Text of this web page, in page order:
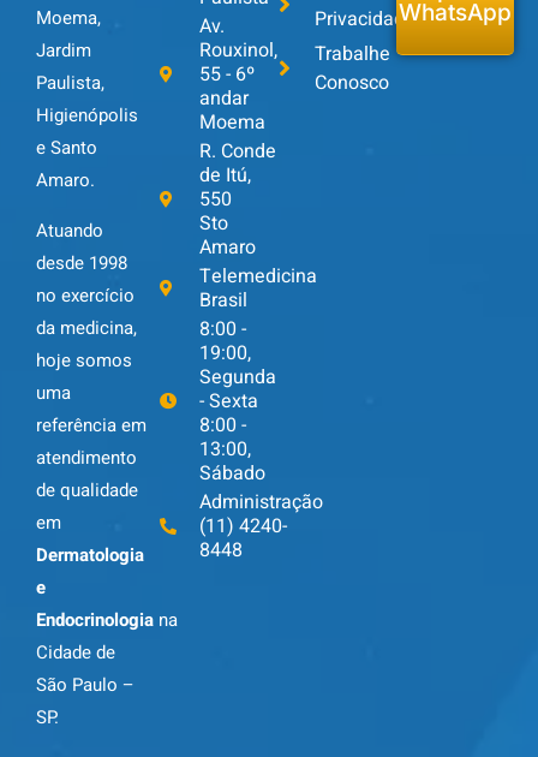
Moema,
Jardim
Paulista,
Higienópolis
e Santo
Amaro.
Atuando
desde 1998
no exercício
da medicina,
hoje somos
uma
referência em
atendimento
de qualidade
em
Dermatologia
e
Endocrinologia na
Cidade de
São Paulo –
SP.
Av.
Rouxinol,
55 - 6º
andar
Moema
R. Conde
de Itú,
550
Sto
Amaro
Telemedicina
Brasil
8:00 -
19:00,
Segunda
- Sexta
8:00 -
13:00,
Sábado
Administração
(11) 4240-
8448
Privacidade
Trabalhe
Conosco
WhatsApp